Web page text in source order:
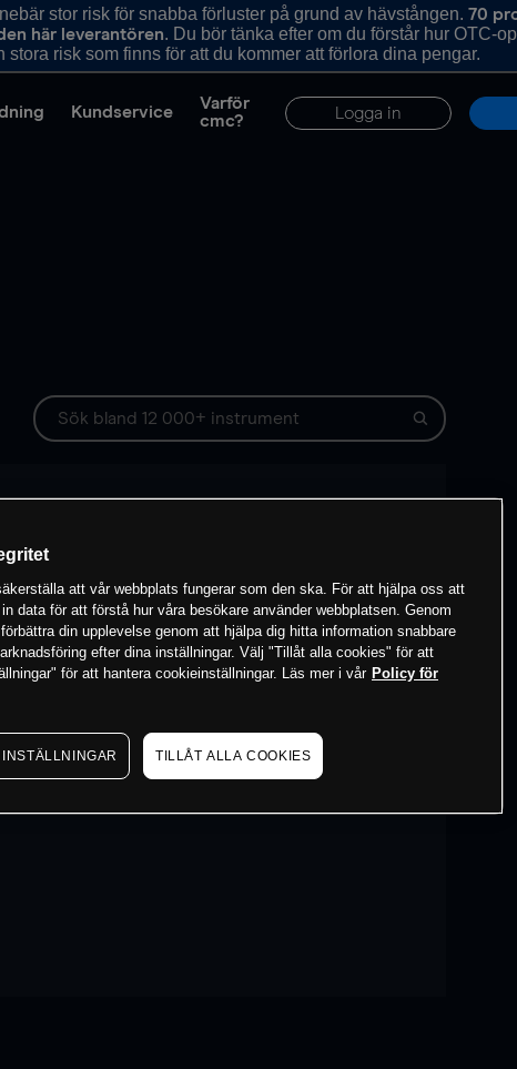
stor risk för snabba förluster på grund av hävstången. 70
här leverantören. Du bör tänka efter om du förstår hur OTC-
stora risk som finns för att du kommer att förlora dina pengar.
Kundservice
Varför
cmc?
Logga in
att vår webbplats fungerar som den ska. För att hjälpa oss att
data för att förstå hur våra besökare använder webbplatsen. Genom
din upplevelse genom att hjälpa dig hitta information snabbare
efter dina inställningar. Välj "Tillåt alla cookies" för att
för att hantera cookieinställningar. Läs mer i vår Policy för
TILLÅT ALLA COOKIES